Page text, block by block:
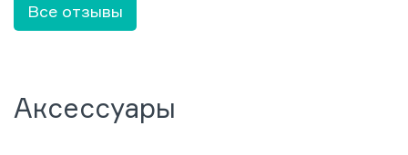
Все отзывы
Аксессуары